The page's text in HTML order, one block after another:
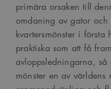
primära orsaken till
omdaning av gator
kvartersmönster i första
praktiska som att få
avloppsledningarna, så
mönster en av världens